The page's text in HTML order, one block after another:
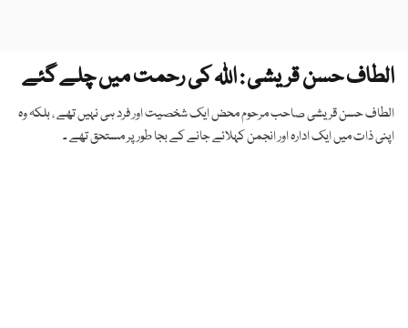
الطاف حسن قریشی : اللہ کی رحمت میں چلے گئے
الطاف حسن قریشی صاحب مرحوم محض ایک شخصیت اور فرد ہی نہیں تھے ، بلکہ وہ
اپنی ذات میں ایک ادارہ اور انجمن کہلائے جانے کے بجا طور پر مستحق تھے ۔